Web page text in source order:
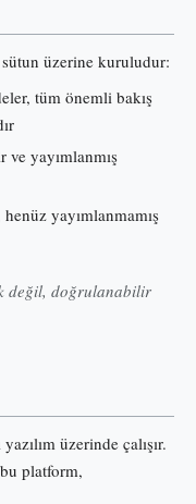
üzerine kuruludur:
tüm önemli bakış
yayımlanmış
yayımlanmamış
değil, doğrulanabilir
üzerinde çalışır.
platform,